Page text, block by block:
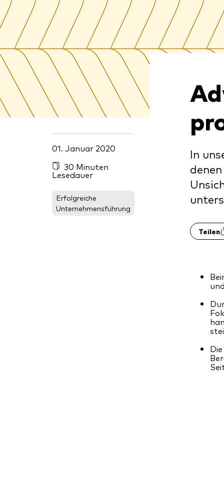
Marktvolatilität
Research
01. Januar 2020
30 Minuten
Lesedauer
Erfolgreiche
Unternehmensführung
In
Teilen